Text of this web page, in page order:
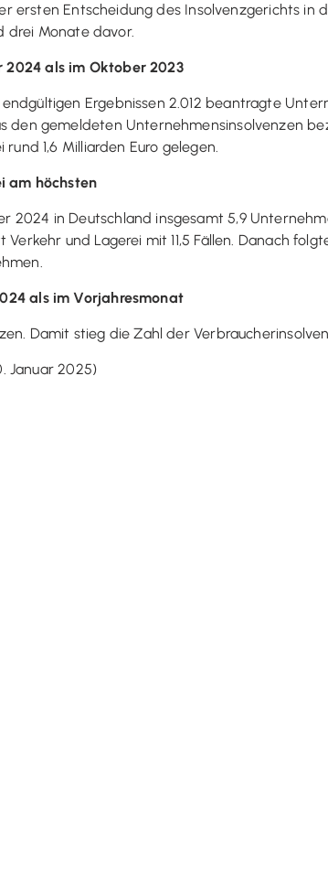
ersten Entscheidung des Insolvenzgerichts
drei Monate davor.
2024 als im Oktober 2023
Ergebnissen 2.012 beantragte
den gemeldeten Unternehmensinsolvenzen
1,6 Milliarden Euro gelegen.
am höchsten
2024 in Deutschland insgesamt 5,9
und Lagerei mit 11,5 Fällen. Danach
als im Vorjahresmonat
Damit stieg die Zahl der
Januar 2025)